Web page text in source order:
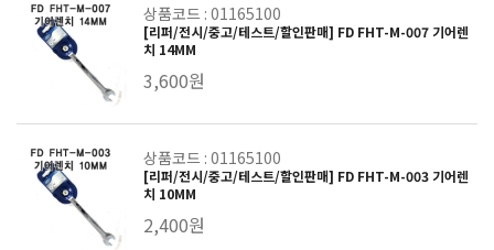
상품코드 : 01165100
[리퍼/전시/중고/테스트/할인판매] FD FHT-M-007 기어렌
치 14MM
3,600원
상품코드 : 01165100
[리퍼/전시/중고/테스트/할인판매] FD FHT-M-003 기어렌
치 10MM
2,400원